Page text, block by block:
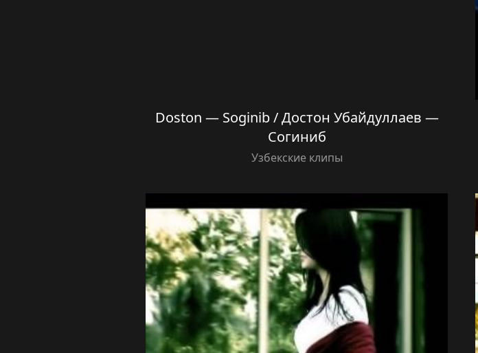
Doston — Soginib / Достон Убайдуллаев —
Согиниб
Узбекские клипы